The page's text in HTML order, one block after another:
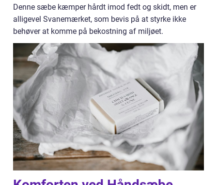
Denne sæbe kæmper hårdt imod fedt og skidt, men er
alligevel Svanemærket, som bevis på at styrke ikke
behøver at komme på bekostning af miljøet.